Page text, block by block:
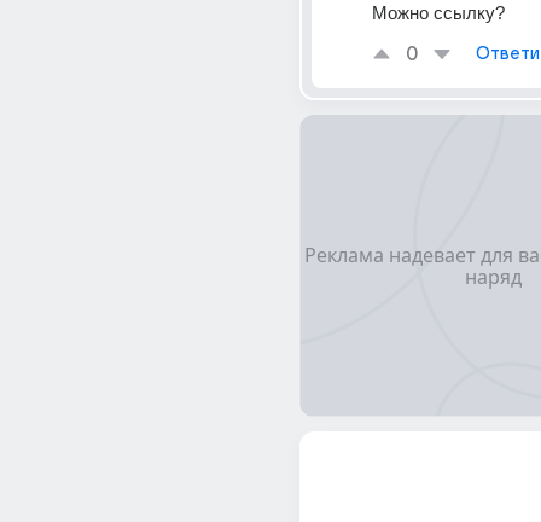
Можно ссылку?
0